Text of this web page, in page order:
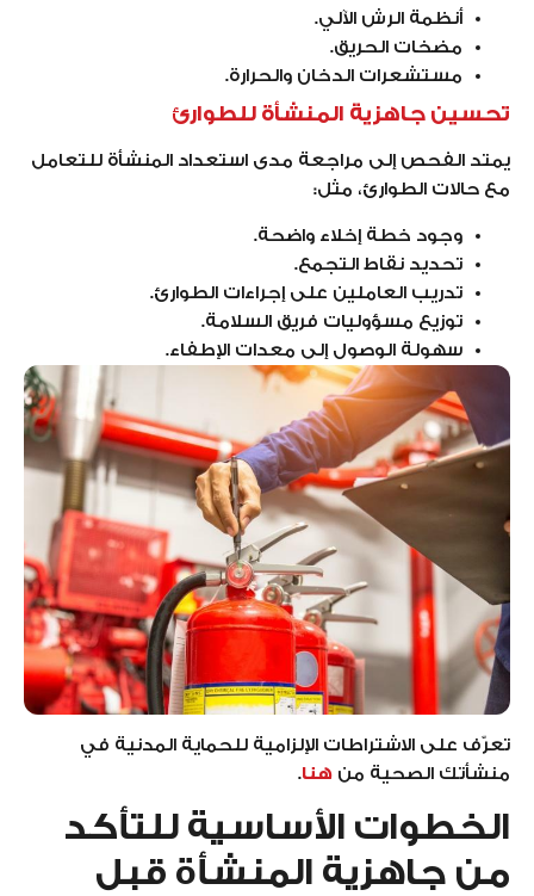
أنظمة الرش الآلي.
مضخات الحريق.
مستشعرات الدخان والحرارة.
تحسين جاهزية المنشأة للطوارئ
يمتد الفحص إلى مراجعة مدى استعداد المنشأة للتعامل
مع حالات الطوارئ، مثل:
وجود خطة إخلاء واضحة.
تحديد نقاط التجمع.
تدريب العاملين على إجراءات الطوارئ.
توزيع مسؤوليات فريق السلامة.
سهولة الوصول إلى معدات الإطفاء.
تعرّف على الاشتراطات الإلزامية للحماية المدنية في
منشأتك الصحية من هنا.
الخطوات الأساسية للتأكد
من جاهزية المنشأة قبل